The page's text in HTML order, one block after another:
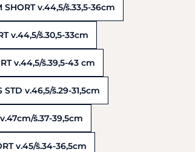
SHORT v.44,5/š.33,5-36cm
v.44,5/š.30,5-33cm
v.44,5/š.39,5-43 cm
STD v.46,5/š.29-31,5cm
š.37-39,5cm
v.45/š.34-36,5cm